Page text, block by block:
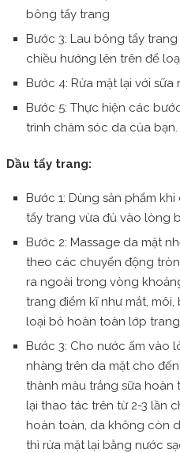
bông tẩy trang
Bước 3: Lau bông tẩy
chiều hướng lên trên để
Bước 4: Rửa mặt lại với sữa
Bước 5: Thực hiện các
trình chăm sóc da của bạn.
Dầu tẩy trang:
Bước 1: Dùng sản phẩm
tẩy trang vừa đủ vào lòng
Bước 2: Massage da mặt
theo các chuyển động
ra ngoài trong vòng
trang điểm kĩ như mắt,
loại bỏ hoàn toàn lớp trang
Bước 3: Cho nước ấm vào
nhàng trên da mặt cho
thành màu trắng sữa hoàn
lại thao tác trên từ 2-3 lần
hoàn toàn, da không còn
thì rửa mặt lại bằng nước